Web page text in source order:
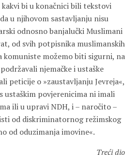
bi u konačnici bili tekstovi
u njihovom sastavljanju nisu
odnosno banjalučki Muslimani
od svih potpisnika muslimanskih
komuniste možemo biti sigurni, na
njemačke i ustaške
peticije o »zaustavljanju Jevreja«,
ustaškim povjerenicima ni imali
ili u upravi NDH, i – naročito –
od diskriminatornog režimskog
od oduzimanja imovine«.
Treći dio